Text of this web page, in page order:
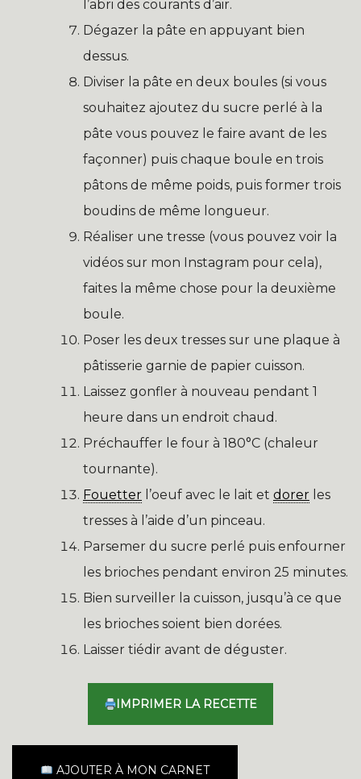
l’abri des courants d’air.
Dégazer la pâte en appuyant bien
dessus.
Diviser la pâte en deux boules (si vous
souhaitez ajoutez du sucre perlé à la
pâte vous pouvez le faire avant de les
façonner) puis chaque boule en trois
pâtons de même poids, puis former trois
boudins de même longueur.
Réaliser une tresse (vous pouvez voir la
vidéos sur mon Instagram pour cela),
faites la même chose pour la deuxième
boule.
Poser les deux tresses sur une plaque à
pâtisserie garnie de papier cuisson.
Laissez gonfler à nouveau pendant 1
heure dans un endroit chaud.
Préchauffer le four à 180°C (chaleur
tournante).
Fouetter l’oeuf avec le lait et dorer les
tresses à l’aide d’un pinceau.
Parsemer du sucre perlé puis enfourner
les brioches pendant environ 25 minutes.
Bien surveiller la cuisson, jusqu’à ce que
les brioches soient bien dorées.
Laisser tiédir avant de déguster.
IMPRIMER LA RECETTE
AJOUTER À MON CARNET